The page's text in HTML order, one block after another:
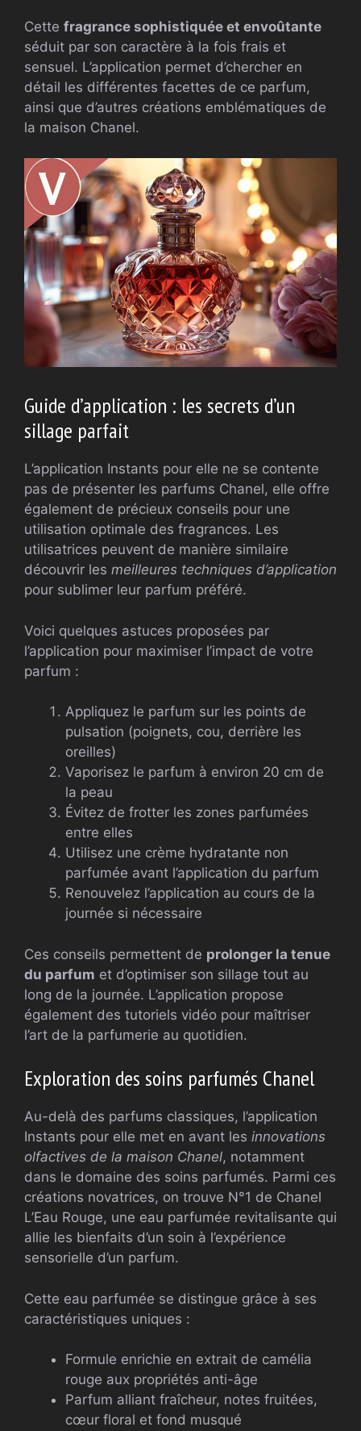
Cette fragrance sophistiquée et envoûtante
séduit par son caractère à la fois frais et
sensuel. L’application permet d’chercher en
détail les différentes facettes de ce parfum,
ainsi que d’autres créations emblématiques de
la maison Chanel.
Guide d’application : les secrets d’un
sillage parfait
L’application Instants pour elle ne se contente
pas de présenter les parfums Chanel, elle offre
également de précieux conseils pour une
utilisation optimale des fragrances. Les
utilisatrices peuvent de manière similaire
découvrir les meilleures techniques d’application
pour sublimer leur parfum préféré.
Voici quelques astuces proposées par
l’application pour maximiser l’impact de votre
parfum :
Appliquez le parfum sur les points de
pulsation (poignets, cou, derrière les
oreilles)
Vaporisez le parfum à environ 20 cm de
la peau
Évitez de frotter les zones parfumées
entre elles
Utilisez une crème hydratante non
parfumée avant l’application du parfum
Renouvelez l’application au cours de la
journée si nécessaire
Ces conseils permettent de prolonger la tenue
du parfum et d’optimiser son sillage tout au
long de la journée. L’application propose
également des tutoriels vidéo pour maîtriser
l’art de la parfumerie au quotidien.
Exploration des soins parfumés Chanel
Au-delà des parfums classiques, l’application
Instants pour elle met en avant les innovations
olfactives de la maison Chanel, notamment
dans le domaine des soins parfumés. Parmi ces
créations novatrices, on trouve N°1 de Chanel
L’Eau Rouge, une eau parfumée revitalisante qui
allie les bienfaits d’un soin à l’expérience
sensorielle d’un parfum.
Cette eau parfumée se distingue grâce à ses
caractéristiques uniques :
Formule enrichie en extrait de camélia
rouge aux propriétés anti-âge
Parfum alliant fraîcheur, notes fruitées,
cœur floral et fond musqué